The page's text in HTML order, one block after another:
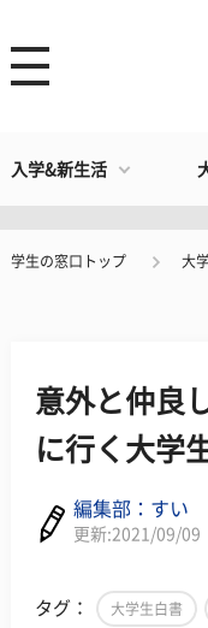
入学&新生活
学生の窓口トップ 大
意外と仲良
に行く大学
編集部：すい
更新:2021/09/09
タグ： 大学生白書